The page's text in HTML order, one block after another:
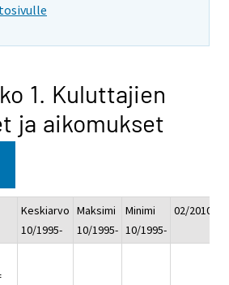
1. Kuluttajien
ja aikomukset
Keskiarvo
10/1995-
Maksimi
10/1995-
Minimi
10/1995-
02/2010